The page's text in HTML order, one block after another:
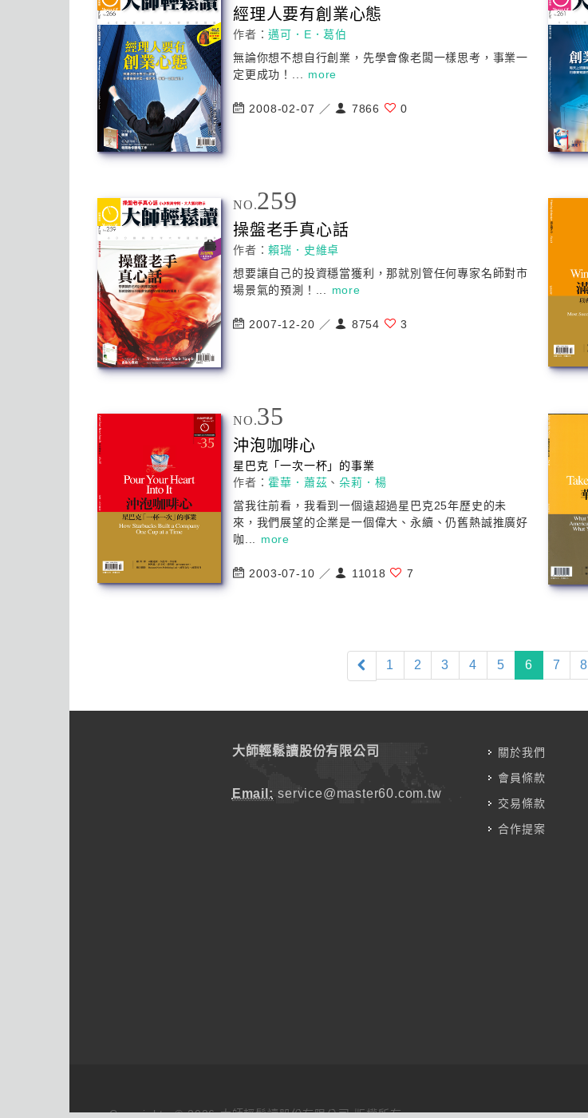
經理人要有創業心態
作者：邁可．E．葛伯
無論你想不想自行創業，先學會像老闆一樣思考，事業一
定更成功！... more
2008-02-07 ／ 7866 0
NO.259
操盤老手真心話
作者：賴瑞．史維卓
想要讓自己的投資穩當獲利，那就別管任何專家名師對市
場景氣的預測！... more
2007-12-20 ／ 8754 3
NO.35
沖泡咖啡心
星巴克「一次一杯」的事業
作者： 霍華．蕭茲 、朵莉．楊
當我往前看，我看到一個遠超過星巴克25年歷史的未
來，我們展望的企業是一個偉大、永續、仍舊熱誠推廣好
咖... more
2003-07-10 ／ 11018 7
1 2 3 4 5 6(current)
7 8
大師輕鬆讀股份有限公司
Email: service@master60.com.tw
關於我們
會員條款
交易條款
合作提案
Copyrights © 2026 大師輕鬆讀股份有限公司 版權所有.